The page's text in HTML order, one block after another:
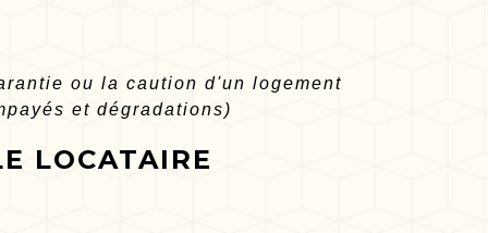
ou la caution d'un logement
et dégradations)
LOCATAIRE